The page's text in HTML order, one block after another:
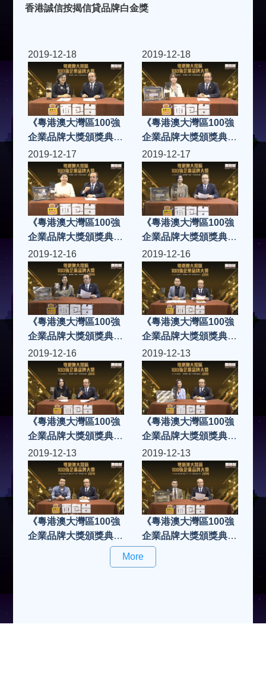
香港誠信按揭信貸品牌白金獎
2019-12-18
《粵港澳大灣區100強
企業品牌大獎頒獎典禮
2019》Power Sam
Force
2019-12-18
《粵港澳大灣區100強
企業品牌大獎頒獎典禮
2019》miio skin
2019-12-17
《粵港澳大灣區100強
企業品牌大獎頒獎典禮
2019》佳鑫健康養生
管理有限公司
2019-12-17
《粵港澳大灣區100強
企業品牌大獎頒獎典禮
2019》American
Bedding Cleanik
2019-12-16
《粵港澳大灣區100強
企業品牌大獎頒獎典禮
2019》360 Creative
Production Limited
2019-12-16
《粵港澳大灣區100強
企業品牌大獎頒獎典禮
2019》Wantech
Innovation
Technology Ltd
2019-12-16
《粵港澳大灣區100強
企業品牌大獎頒獎典禮
2019》P&N Creative
Design Ltd
2019-12-13
《粵港澳大灣區100強
企業品牌大獎頒獎典禮
2019》NSC網紅網
2019-12-13
《粵港澳大灣區100強
企業品牌大獎頒獎典禮
2019-12-13
《粵港澳大灣區100強
企業品牌大獎頒獎典禮
2019》瀚林國際醫療
管理(廣州)有限公司
More